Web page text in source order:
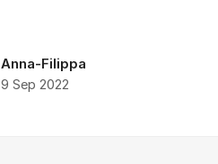
Anna-Filippa
9 Sep 2022